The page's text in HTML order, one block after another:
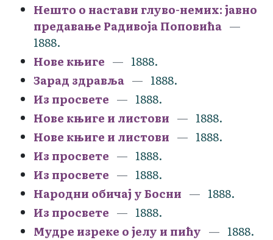
Нешто о настави глуво-немих: јавно
предавање Радивоја Поповића
1888.
Нове књиге
1888.
Зарад здравља
1888.
Из просвете
1888.
Нове књиге и листови
1888.
Нове књиге и листови
1888.
Из просвете
1888.
Из просвете
1888.
Народни обичај у Босни
1888.
Из просвете
1888.
Мудре изреке о јелу и пићу
1888.